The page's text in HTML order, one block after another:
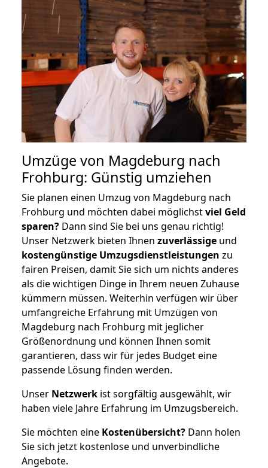
Umzüge von Magdeburg nach
Frohburg: Günstig umziehen
Sie planen einen Umzug von Magdeburg nach
Frohburg und möchten dabei möglichstviel Geld
sparen? Dann sind Sie bei uns genau richtig!
Unser Netzwerk bieten Ihnen zuverlässige und
kostengünstige Umzugsdienstleistungen zu
fairen Preisen, damit Sie sich um nichts anderes
als die wichtigen Dinge in Ihrem neuen Zuhause
kümmern müssen. Weiterhin verfügen wir über
umfangreiche Erfahrung mit Umzügen von
Magdeburg nach Frohburg mit jeglicher
Größenordnung und können Ihnen somit
garantieren, dass wir für jedes Budget eine
passende Lösung finden werden.
Unser Netzwerk ist sorgfältig ausgewählt, wir
haben viele Jahre Erfahrung im Umzugsbereich.
Sie möchten eine Kostenübersicht? Dann holen
Sie sich jetzt kostenlose und unverbindliche
Angebote.